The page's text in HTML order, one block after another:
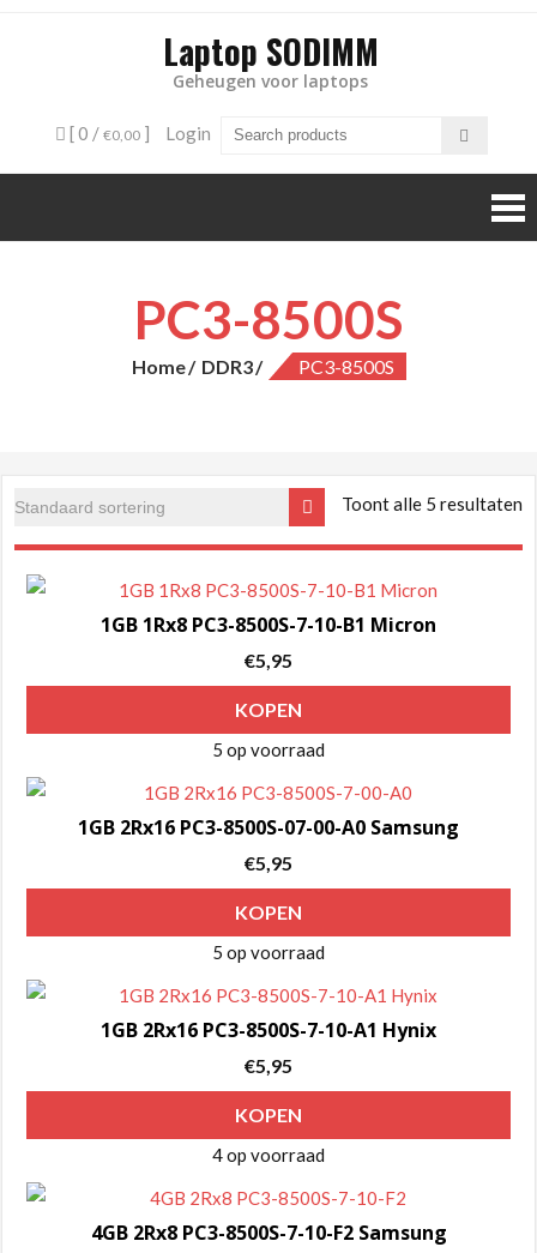
Laptop SODIMM
Geheugen voor laptops
[ 0 / €0,00 ] Login
PC3-8500S
Home DDR3 PC3-8500S
Toont alle 5 resultaten
1GB 1Rx8 PC3-8500S-7-10-B1 Micron
€5,95
KOPEN
5 op voorraad
1GB 2Rx16 PC3-8500S-07-00-A0 Samsung
€5,95
KOPEN
5 op voorraad
1GB 2Rx16 PC3-8500S-7-10-A1 Hynix
€5,95
KOPEN
4 op voorraad
4GB 2Rx8 PC3-8500S-7-10-F2 Samsung